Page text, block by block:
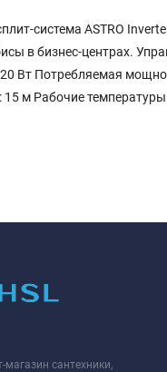
система ASTRO
в бизнес-центрах.
Вт Потребляемая
15 м Рабочие
магазин сантехники,